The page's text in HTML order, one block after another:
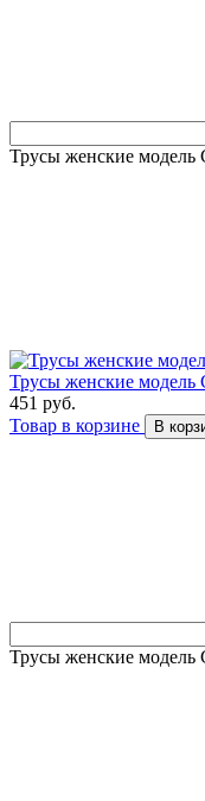
Трусы женские модель
Трусы женские модель
451 руб.
Товар в корзине
В
Трусы женские модель